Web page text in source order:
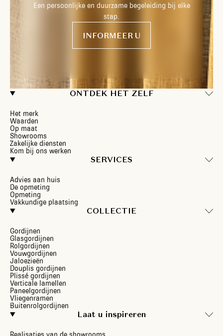
ONTDEK HET ZELF
Het merk
Waarden
Op maat
Showrooms
Zakelijke diensten
Kom bij ons werken
SERVICES
Advies aan huis
De opmeting
Opmeting
Vakkundige plaatsing
COLLECTIE
Gordijnen
Glasgordijnen
Rolgordijnen
Vouwgordijnen
Jaloezieën
Douplis gordijnen
Plissé gordijnen
Verticale lamellen
Paneelgordijnen
Vliegenramen
Buitenrolgordijnen
Laat u inspireren
Een persoonlijke en duurzame begeleiding bij elke
stap.
INFORMEER U